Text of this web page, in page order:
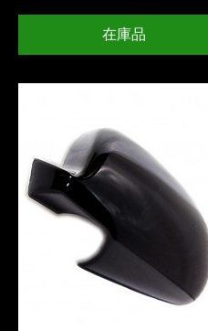
在庫品